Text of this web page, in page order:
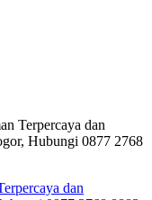
Terpercaya dan
Hubungi 0877 2768